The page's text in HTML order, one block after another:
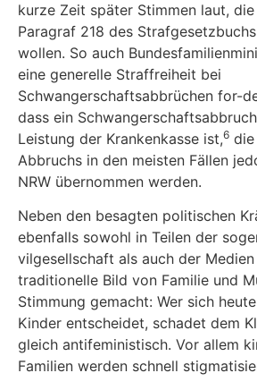
kurze Zeit später Stimmen laut,
Paragraf 218 des
wollen. So auch
eine generelle Straffreiheit bei
Schwangerschaftsabbrüchen for-
dass ein
Leistung der Kran­kenkasse ist,6 die
Abbruchs in den meisten Fällen
NRW über­nommen werden.
Neben den besagten politischen
ebenfalls sowohl in Teilen der
vilgesellschaft als auch der
traditionelle Bild von Familie und
Stimmung gemacht: Wer sich
Kinder entscheidet, schadet dem
gleich antifeministisch. Vor allem
Familien werden schnell